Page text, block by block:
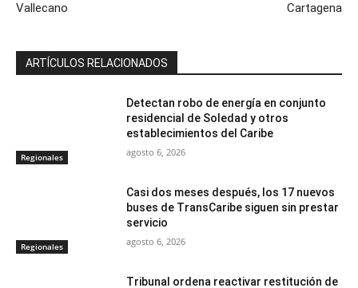
Vallecano
Cartagena
ARTÍCULOS RELACIONADOS
Regionales
Detectan robo de energía en conjunto
residencial de Soledad y otros
establecimientos del Caribe
agosto 6, 2026
Regionales
Casi dos meses después, los 17 nuevos
buses de TransCaribe siguen sin prestar
servicio
agosto 6, 2026
Tribunal ordena reactivar restitución de